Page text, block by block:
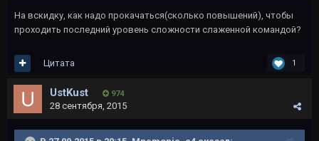
На вскидку, как надо прокачаться(сколько повышений), чтобы
проходить последний уровень сложности слаженной командой?
1
Цитата
UstKust 974
28 сентября, 2015